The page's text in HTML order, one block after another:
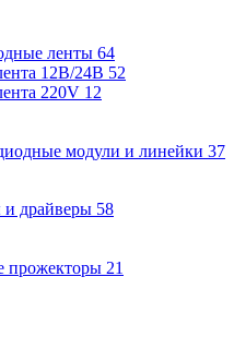
ленты 64
12В/24В 52
220V 12
модули и линейки 37
и драйверы 58
прожекторы 21